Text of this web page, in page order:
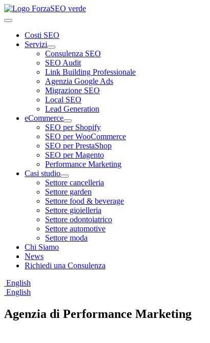
Costi SEO
Servizi
Consulenza SEO
SEO Audit
Link Building Professionale
Agenzia Google Ads
Migrazione SEO
Local SEO
Lead Generation
eCommerce
SEO per Shopify
SEO per WooCommerce
SEO per PrestaShop
SEO per Magento
Performance Marketing
Casi studio
Settore cancelleria
Settore garden
Settore food & beverage
Settore gioielleria
Settore odontoiatrico
Settore automotive
Settore moda
Chi Siamo
News
Richiedi una Consulenza
English
English
Agenzia di Performance Marketing